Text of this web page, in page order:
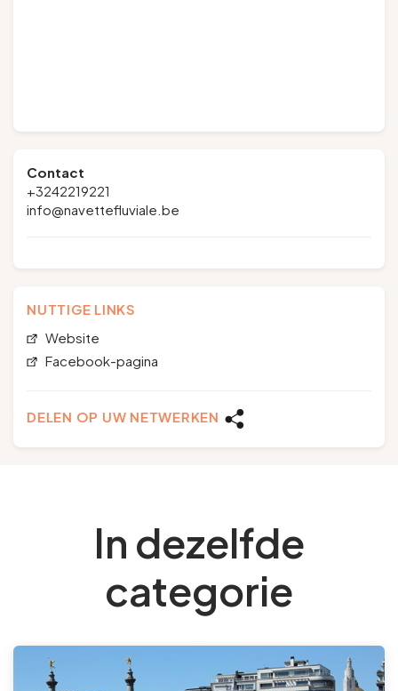
Contact
+3242219221
info@navettefluviale.be
NUTTIGE LINKS
Website
Facebook-pagina
DELEN OP UW NETWERKEN
In dezelfde
categorie